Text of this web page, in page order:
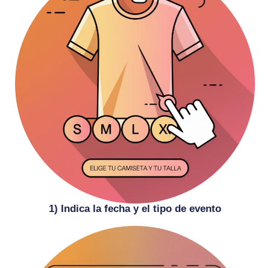
1) Indica la fecha y el tipo de evento